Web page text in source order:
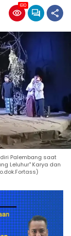
610
Palembang saat
Leluhur" Karya dan